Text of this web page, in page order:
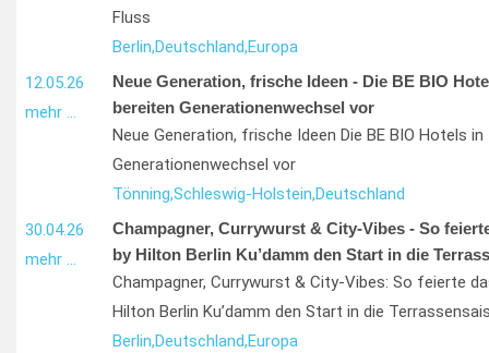
Fluss
Berlin,Deutschland,Europa
12.05.26
mehr …
Neue Generation, frische Ideen - Die BE BIO
bereiten Generationenwechsel vor
Neue Generation, frische Ideen Die BE BIO Hotels
Generationenwechsel vor
Tönning,Schleswig-Holstein,Deutschland
30.04.26
mehr …
Champagner, Currywurst & City-Vibes - So
by Hilton Berlin Ku’damm den Start in die
Champagner, Currywurst & City-Vibes: So feierte
Hilton Berlin Ku’damm den Start in die
Berlin,Deutschland,Europa